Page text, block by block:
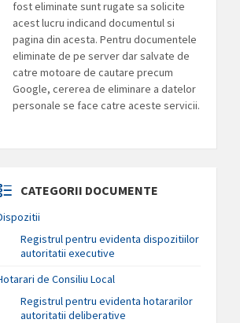
fost eliminate sunt rugate sa solicite
acest lucru indicand documentul si
pagina din acesta. Pentru documentele
eliminate de pe server dar salvate de
catre motoare de cautare precum
Google, cererea de eliminare a datelor
personale se face catre aceste servicii.
CATEGORII DOCUMENTE
Registrul pentru evidenta dispozitiilor
autoritatii executive
de Consiliu Local
Registrul pentru evidenta hotararilor
autoritatii deliberative